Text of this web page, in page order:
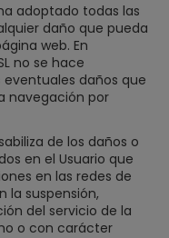
ha adoptado todas las
daño que pueda
web. En
no se hace
eventuales daños que
navegación por
de los daños o
en el Usuario que
en las redes de
la suspensión,
del servicio de la
o con carácter